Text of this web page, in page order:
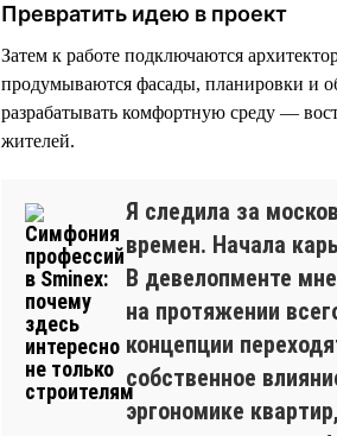
Превратить идею в проект
Затем к работе подключаются
продумываются фасады, планировки и
разрабатывать комфортную среду —
жителей.
Я следила за
времен. Начала
В девелопменте
на протяжении
концепции
собственное
эргономике